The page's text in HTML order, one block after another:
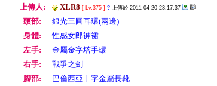
上傳人: XLR8 [ Lv.375 ] ? 上傳於 2011-04-20 23:17:37
頭部:
銀光三圓耳環(兩邊)
身體:
性感女郎褲裙
左手:
金屬金字塔手環
右手:
戰爭之劍
腳部:
巴倫西亞十字金屬長靴